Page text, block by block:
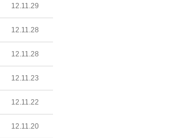
12.11.29
12.11.28
12.11.28
12.11.23
12.11.22
12.11.20